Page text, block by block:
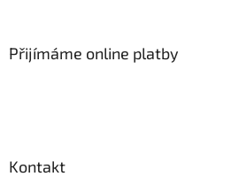
Přijímáme online platby
Kontakt